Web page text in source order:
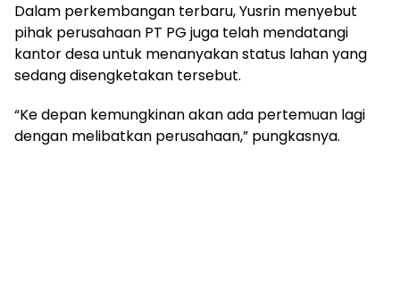
Dalam perkembangan terbaru, Yusrin menyebut
pihak perusahaan PT PG juga telah mendatangi
kantor desa untuk menanyakan status lahan yang
sedang disengketakan tersebut.
“Ke depan kemungkinan akan ada pertemuan lagi
dengan melibatkan perusahaan,” pungkasnya.